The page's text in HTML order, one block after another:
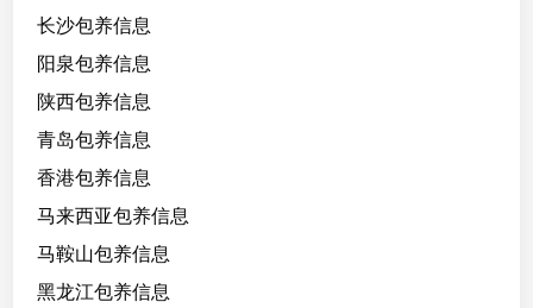
长沙包养信息
阳泉包养信息
陕西包养信息
青岛包养信息
香港包养信息
马来西亚包养信息
马鞍山包养信息
黑龙江包养信息